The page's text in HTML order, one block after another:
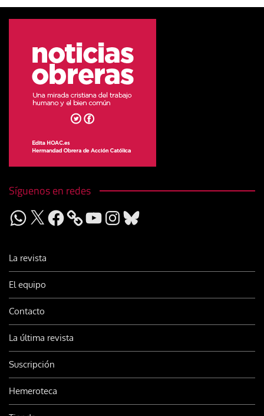
Síguenos en redes
WhatsApp
X Facebook YouTubeInstagram
Bluesky
La revista
El equipo
Contacto
La última revista
Suscripción
Hemeroteca